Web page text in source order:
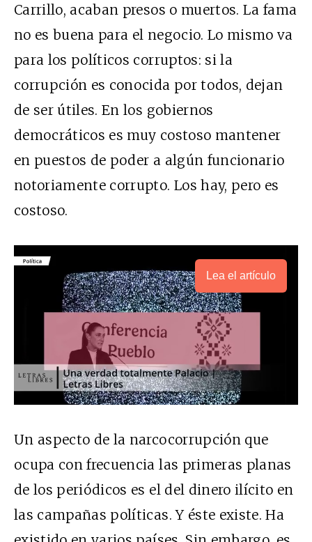
Carrillo, acaban presos o muertos. La fama
no es buena para el negocio. Lo mismo va
para los políticos corruptos: si la
corrupción es conocida por todos, dejan
de ser útiles. En los gobiernos
democráticos es muy costoso mantener
en puestos de poder a algún funcionario
notoriamente corrupto. Los hay, pero es
costoso.
Lea el artículo
Un aspecto de la narcocorrupción que
ocupa con frecuencia las primeras planas
de los periódicos es el del dinero ilícito en
las campañas políticas. Y éste existe. Ha